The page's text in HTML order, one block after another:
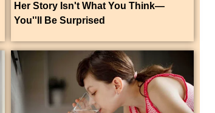
Her Story Isn't What You Think—
You''ll Be Surprised